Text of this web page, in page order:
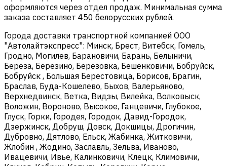
оформляются через отдел продаж. Минимальная сумма
заказа составляет 450 белорусских рублей.
Города доставки транспортной компанией ООО
"Автолайтэкспресс": Минск, Брест, Витебск, Гомель,
Гродно, Могилев, Барановичи, Барань, Белыничи,
Береза, Березино, Березовка, Бешенковичи, Бобруйск,
Бобруйск , Большая Берестовица, Борисов, Брагин,
Браслав, Буда-Кошелево, Быхов, Валерьяново,
Верхнедвинск, Ветка, Видзы, Вилейка, Волковыск,
Воложин, Вороново, Высокое, Ганцевичи, Глубокое,
Глуск, Горки, Городея, Городок, Давид-Городок,
Дзержинск, Добруш, Довск, Докшицы, Дрогичин,
Дубровно, Дятлово, Ельск, Жабинка, Житковичи,
Жлобин , Жодино, Заславль, Зельва, Иваново,
Ивацевичи, Ивье, Калинковичи, Клецк, Климовичи,